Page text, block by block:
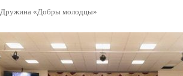
Дружина «Добры молодцы»